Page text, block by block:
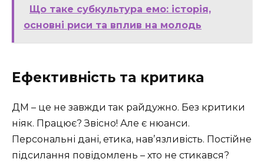
Що таке субкультура емо: історія,
основні риси та вплив на молодь
Ефективність та критика
ДМ – це не завжди так райдужно. Без критики
ніяк. Працює? Звісно! Але є нюанси.
Персональні дані, етика, навʼязливість. Постійне
підсилання повідомлень – хто не стикався?